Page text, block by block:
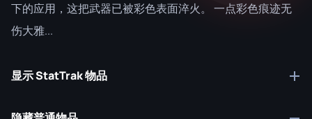
下的应用，这把武器已被彩色表面淬火。 一点彩色痕迹无
伤大雅...
显示 StatTrak 物品